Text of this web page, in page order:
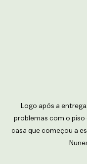
Logo após a
problemas com o piso
casa que começou a